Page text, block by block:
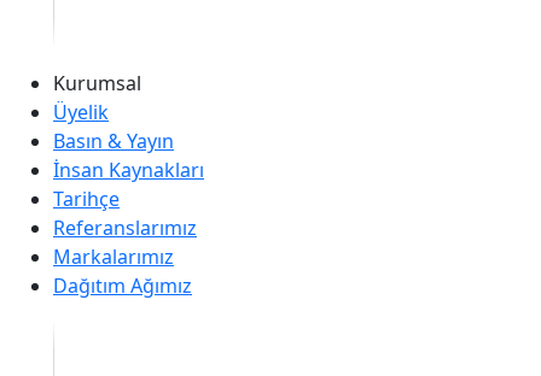
Kurumsal
Üyelik
Basın & Yayın
İnsan Kaynakları
Tarihçe
Referanslarımız
Markalarımız
Dağıtım Ağımız